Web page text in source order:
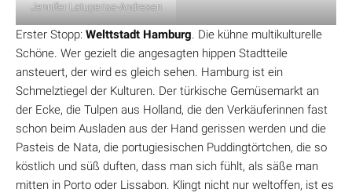
Jennifer Latuperisa-Andresen
Erster Stopp: Welttstadt Hamburg. Die kühne multikulturelle
Schöne. Wer gezielt die angesagten hippen Stadtteile
ansteuert, der wird es gleich sehen. Hamburg ist ein
Schmelztiegel der Kulturen. Der türkische Gemüsemarkt an
der Ecke, die Tulpen aus Holland, die den Verkäuferinnen fast
schon beim Ausladen aus der Hand gerissen werden und die
Pasteis de Nata, die portugiesischen Puddingtörtchen, die so
köstlich und süß duften, dass man sich fühlt, als säße man
mitten in Porto oder Lissabon. Klingt nicht nur weltoffen, ist es